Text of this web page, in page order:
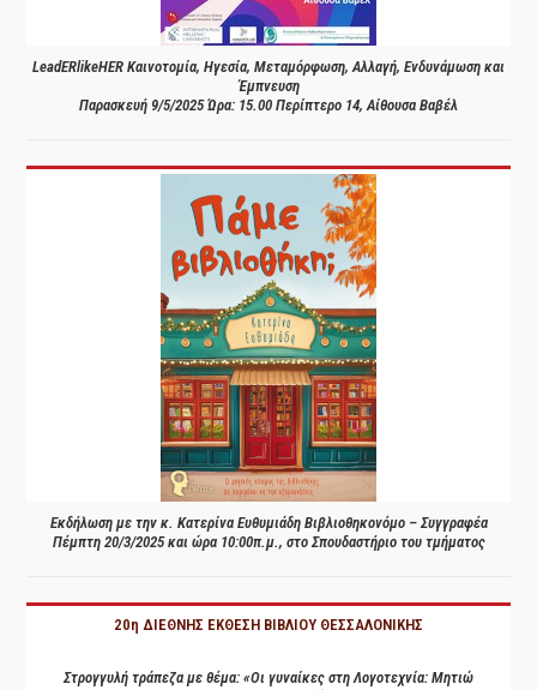
LeadERlikeHER Καινοτομία, Ηγεσία, Μεταμόρφωση, Αλλαγή, Ενδυνάμωση και
Έμπνευση
Παρασκευή 9/5/2025 Ώρα: 15.00 Περίπτερο 14, Αίθουσα Βαβέλ
Εκδήλωση με την κ. Κατερίνα Ευθυμιάδη Βιβλιοθηκονόμο – Συγγραφέα
Πέμπτη 20/3/2025 και ώρα 10:00π.μ., στο Σπουδαστήριο του τμήματος
20η ΔΙΕΘΝΗΣ ΕΚΘΕΣΗ ΒΙΒΛΙΟΥ ΘΕΣΣΑΛΟΝΙΚΗΣ
Στρογγυλή τράπεζα με θέμα: «Οι γυναίκες στη Λογοτεχνία: Μητιώ